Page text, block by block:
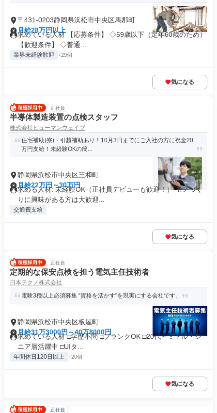
〒431-0203静岡県浜松市中央区馬郡町
月給28万円以上
求めている人材 【応募条件】 ◇59歳以下（定年60歳のため）
【歓迎条件】 ◇普通...
業界未経験歓迎 +29個
気になる
正社員
半導体製造装置の点検スタッフ
株式会社ヒューマンウェイブ
住宅補助(寮)・引越補助あり！10月3日までにご入社の方に祝金20
万円支給！未経験OKの簡...
静岡県浜松市中央区三和町
月給22万円～30万円
求める人材: 未経験OK（正社員デビューも歓迎！） モノづく
りに興味がある方は大歓迎...
交通費支給
気になる
正社員
定期的な保安点検を担う電気主任技術者
日本テクノ株式会社
電験3種以上必須募集 “資格を活かす”を現実にする会社です。
静岡県浜松市中央区板屋町
月給31万3000円～40万8000円
求めている人材 □学歴不問 □ブランクOK □20代～ミドル・シ
ニア層活躍中 □UIタ...
年間休日120日以上 +20個
気になる
正社員